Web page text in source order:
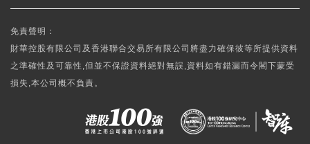
免責聲明：
財華控股有限公司及香港聯合交易所有限公司將盡力確保彼等所提供資料
之準確性及可靠性,但並不保證資料絕對無誤,資料如有錯漏而令閣下蒙受
損失,本公司概不負責。